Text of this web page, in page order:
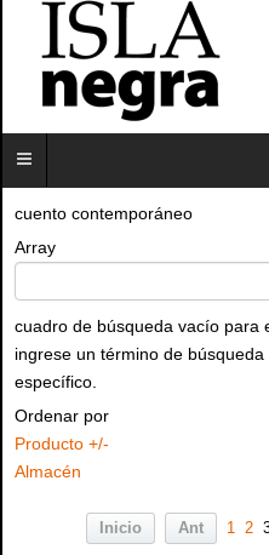
cuento contemporáneo
Array
cuadro de búsqueda vacío para
ingrese un término de
específico.
Ordenar por
Producto +/-
Almacén
Inicio Ant 1 2